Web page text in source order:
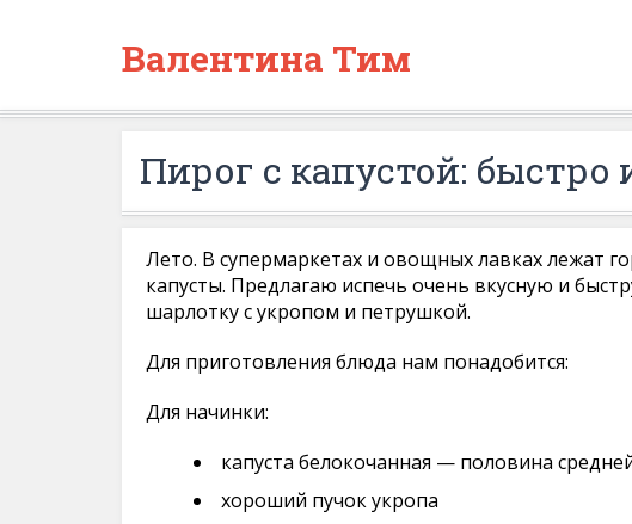
Валентина Тим
Пирог с капустой: быстро
Лето. В супермаркетах и овощных лавках лежат
капусты. Предлагаю испечь очень вкусную и
шарлотку с укропом и петрушкой.
Для приготовления блюда нам понадобится:
Для начинки:
капуста белокочанная — половина
хороший пучок укропа